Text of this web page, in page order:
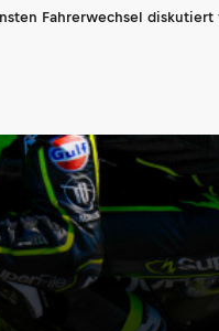
Fahrerwechsel